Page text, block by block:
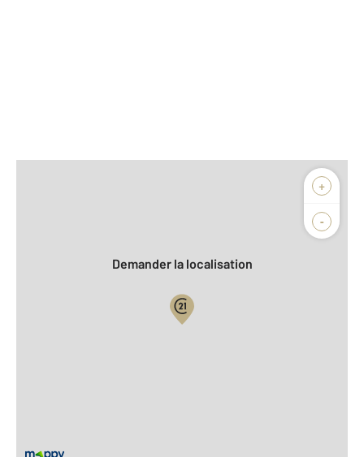
+
-
Biens vendus
Demander la localisation